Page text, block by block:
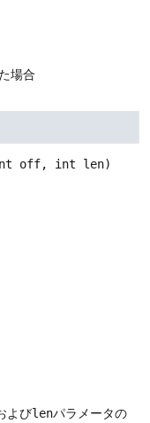
場合
off, int len)
よびlenパラメータの